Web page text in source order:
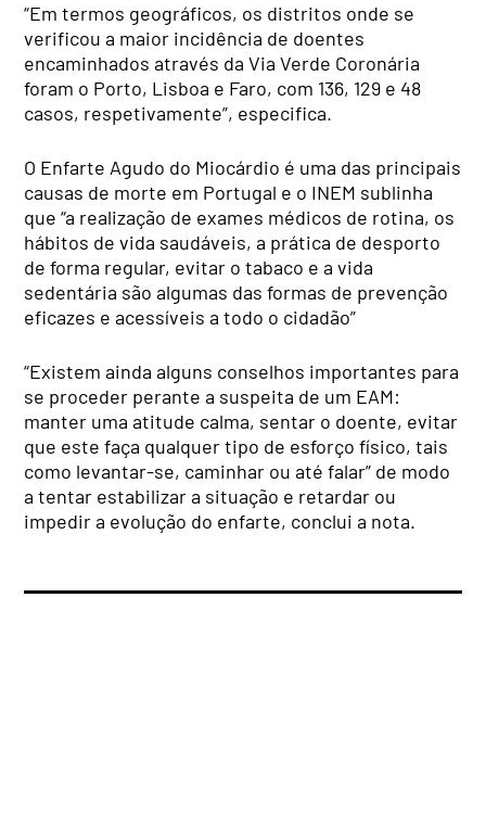
“Em termos geográficos, os distritos onde se
verificou a maior incidência de doentes
encaminhados através da Via Verde Coronária
foram o Porto, Lisboa e Faro, com 136, 129 e 48
casos, respetivamente”, especifica.
O Enfarte Agudo do Miocárdio é uma das principais
causas de morte em Portugal e o INEM sublinha
que “a realização de exames médicos de rotina, os
hábitos de vida saudáveis, a prática de desporto
de forma regular, evitar o tabaco e a vida
sedentária são algumas das formas de prevenção
eficazes e acessíveis a todo o cidadão”
“Existem ainda alguns conselhos importantes para
se proceder perante a suspeita de um EAM:
manter uma atitude calma, sentar o doente, evitar
que este faça qualquer tipo de esforço físico, tais
como levantar-se, caminhar ou até falar” de modo
a tentar estabilizar a situação e retardar ou
impedir a evolução do enfarte, conclui a nota.